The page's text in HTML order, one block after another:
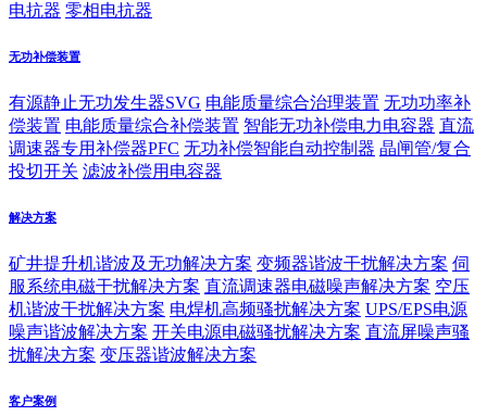
电抗器 零相电抗器
无功补偿装置
有源静止无功发生器SVG 电能质量综合治理装置 无功功率补
偿装置 电能质量综合补偿装置 智能无功补偿电力电容器 直流
调速器专用补偿器PFC 无功补偿智能自动控制器 晶闸管/复合
投切开关 滤波补偿用电容器
解决方案
矿井提升机谐波及无功解决方案 变频器谐波干扰解决方案 伺
服系统电磁干扰解决方案 直流调速器电磁噪声解决方案 空压
机谐波干扰解决方案 电焊机高频骚扰解决方案 UPS/EPS电源
噪声谐波解决方案 开关电源电磁骚扰解决方案 直流屏噪声骚
扰解决方案 变压器谐波解决方案
客户案例